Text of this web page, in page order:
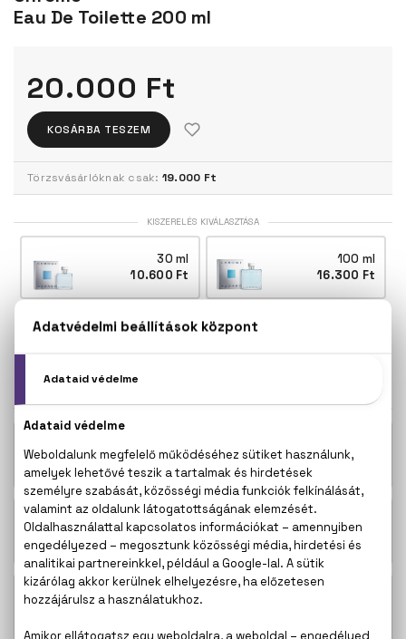
Eau De Toilette 200 ml
20.000 Ft
KOSÁRBA TESZEM
Törzsvásárlóknak csak: 19.000 Ft
KISZERELÉS KIVÁLASZTÁSA
30 ml
10.600 Ft
100 ml
16.300 Ft
200 ml
KAPCSOLÓDÓ TERMÉKEK
Chrome Body spray 150 ml 5.750 Ft
Chrome Eau De Parfum
19.600 Ft -